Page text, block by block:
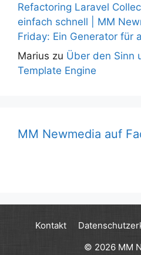
Refactoring Laravel
einfach schnell | MM
Friday: Ein Generator für
Marius zu Über den Sinn
Template Engine
MM Newmedia auf
Kontakt
© 2026 MM